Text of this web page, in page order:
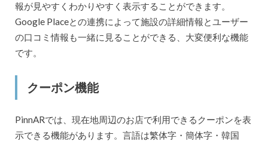
報が見やすくわかりやすく表示することができます。
Google Placeとの連携によって施設の詳細情報とユーザー
の口コミ情報も一緒に見ることができる、大変便利な機能
です。
クーポン機能
PinnARでは、現在地周辺のお店で利用できるクーポンを表
示できる機能があります。言語は繁体字・簡体字・韓国